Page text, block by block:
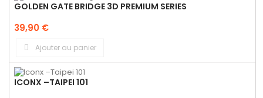
GOLDEN GATE BRIDGE 3D PREMIUM SERIES
39,90 €
Ajouter au panier
ICONX –TAIPEI 101